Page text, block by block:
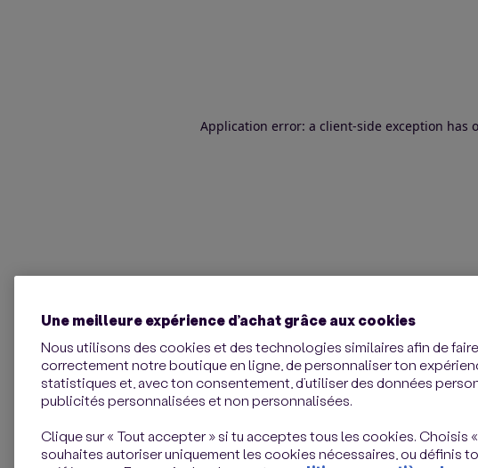
Application error: a client-side exception has
Une meilleure expérience d’achat grâce aux cookies
Nous utilisons des cookies et des technologies similaires afin de
correctement notre boutique en ligne, de personnaliser ton
statistiques et, avec ton consentement, d’utiliser des données
publicités personnalisées et non personnalisées.
Clique sur « Tout accepter » si tu acceptes tous les cookies. Choisis
souhaites autoriser uniquement les cookies nécessaires, ou définis